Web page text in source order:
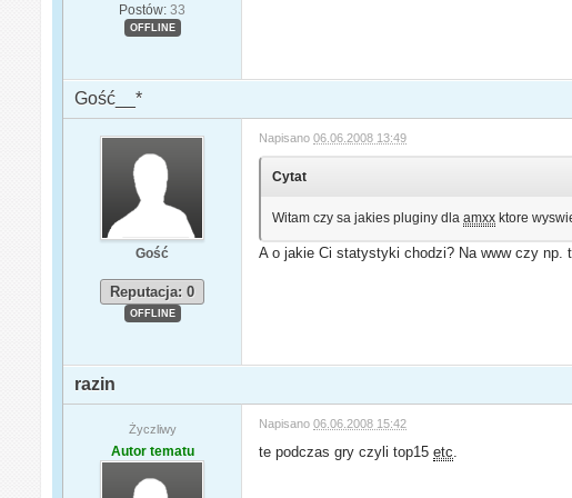
Postów: 33
OFFLINE
Gość__*
Gość
Reputacja: 0
OFFLINE
Napisano06.06.2008 13:49
Cytat
Witam czy sa jakies pluginy dlaamxx ktore
A o jakie Ci statystyki chodzi? Na www czy np.
razin
Życzliwy
Autor tematu
Napisano06.06.2008 15:42
te podczas gry czyli top15etc